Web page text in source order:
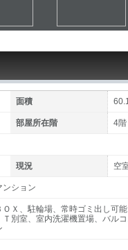
面積
部屋所在階 4階
現況 空
ンション
Ｘ、駐輪場、常時ゴミ出し可
別室、室内洗濯機置場、バル